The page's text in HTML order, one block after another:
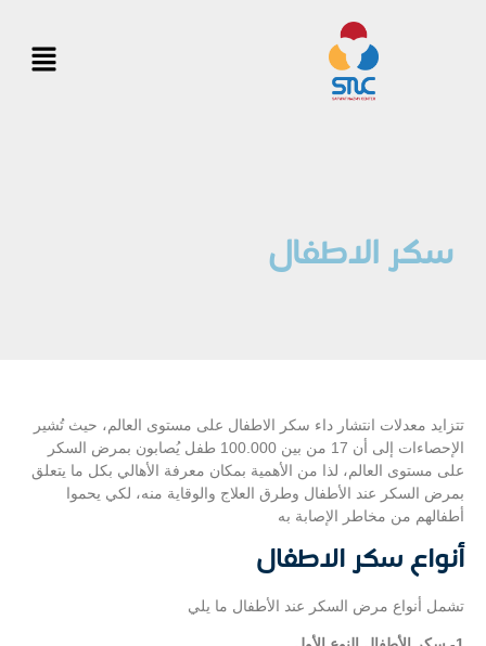
سكر الاطفال
تتزايد معدلات انتشار داء سكر الاطفال على مستوى العالم، حيث تُشير
الإحصاءات إلى أن 17 من بين 100.000 طفل يُصابون بمرض السكر
على مستوى العالم، لذا من الأهمية بمكان معرفة الأهالي بكل ما يتعلق
بمرض السكر عند الأطفال وطرق العلاج والوقاية منه، لكي يحموا
أطفالهم من مخاطر الإصابة به
أنواع سكر الاطفال
تشمل أنواع مرض السكر عند الأطفال ما يلي